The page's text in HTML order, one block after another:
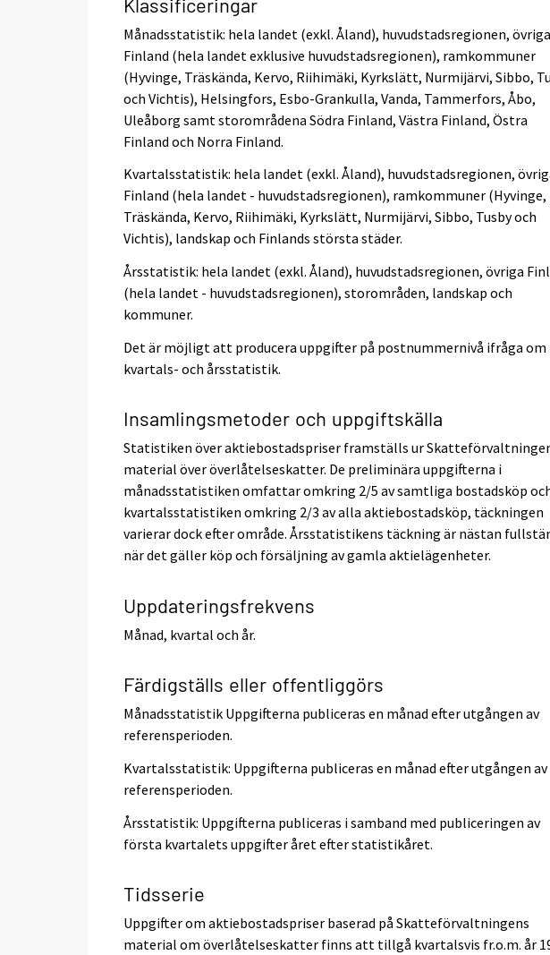
Månadsstatistik: hela landet (exkl. Åland), huvudstadsregionen, övriga
Finland (hela landet exklusive huvudstadsregionen), ramkommuner
(Hyvinge, Träskända, Kervo, Riihimäki, Kyrkslätt, Nurmijärvi, Sibbo,
och Vichtis), Helsingfors, Esbo-Grankulla, Vanda, Tammerfors, Åbo,
Uleåborg samt storområdena Södra Finland, Västra Finland, Östra
Finland och Norra Finland.
Kvartalsstatistik: hela landet (exkl. Åland), huvudstadsregionen,
Finland (hela landet - huvudstadsregionen), ramkommuner (Hyvinge,
Träskända, Kervo, Riihimäki, Kyrkslätt, Nurmijärvi, Sibbo, Tusby och
Vichtis), landskap och Finlands största städer.
Årsstatistik: hela landet (exkl. Åland), huvudstadsregionen, övriga
(hela landet - huvudstadsregionen), storområden, landskap och
kommuner.
Det är möjligt att producera uppgifter på postnummernivå ifråga om
kvartals- och årsstatistik.
Insamlingsmetoder och uppgiftskälla
Statistiken över aktiebostadspriser framställs ur
material över överlåtelseskatter. De preliminära uppgifterna i
månadsstatistiken omfattar omkring 2/5 av samtliga bostadsköp
kvartalsstatistiken omkring 2/3 av alla aktiebostadsköp, täckningen
varierar dock efter område. Årsstatistikens täckning är nästan
när det gäller köp och försäljning av gamla aktielägenheter.
Uppdateringsfrekvens
Månad, kvartal och år.
Färdigställs eller offentliggörs
Månadsstatistik Uppgifterna publiceras en månad efter utgången av
referensperioden.
Kvartalsstatistik: Uppgifterna publiceras en månad efter utgången av
referensperioden.
Årsstatistik: Uppgifterna publiceras i samband med publiceringen av
första kvartalets uppgifter året efter statistikåret.
Tidsserie
Uppgifter om aktiebostadspriser baserad på Skatteförvaltningens
material om överlåtelseskatter finns att tillgå kvartalsvis fr.o.m. år